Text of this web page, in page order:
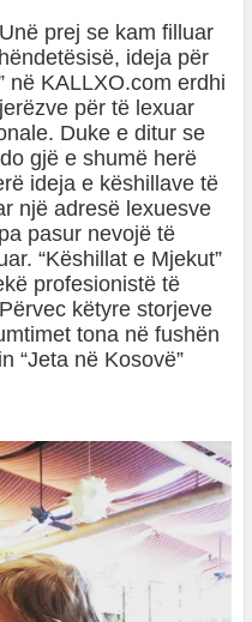
Unë prej se kam filluar
ideja për
në KALLXO.com erdhi
për të lexuar
Duke e ditur se
gjë e shumë herë
ideja e këshillave të
një adresë lexuesve
pasur nevojë të
“Këshillat e Mjekut”
profesionistë të
këtyre storjeve
tona në fushën
“Jeta në Kosovë”